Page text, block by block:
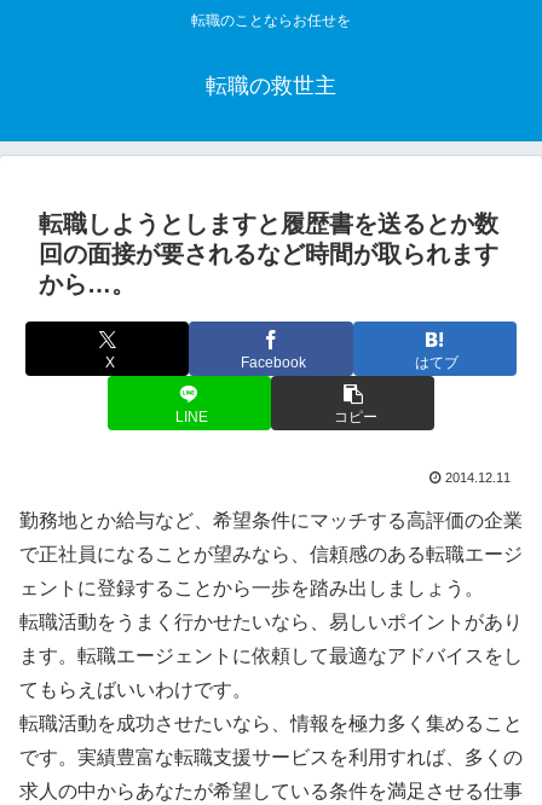
転職のことならお任せを
転職の救世主
転職しようとしますと履歴書を送るとか数
回の面接が要されるなど時間が取られます
から…。
X Facebook はてブ
LINE コピー
2014.12.11
勤務地とか給与など、希望条件にマッチする高評価の企業
で正社員になることが望みなら、信頼感のある転職エージ
ェントに登録することから一歩を踏み出しましょう。
転職活動をうまく行かせたいなら、易しいポイントがあり
ます。転職エージェントに依頼して最適なアドバイスをし
てもらえばいいわけです。
転職活動を成功させたいなら、情報を極力多く集めること
です。実績豊富な転職支援サービスを利用すれば、多くの
求人の中からあなたが希望している条件を満足させる仕事